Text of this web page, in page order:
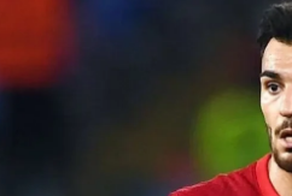
Ardahan
Yalova